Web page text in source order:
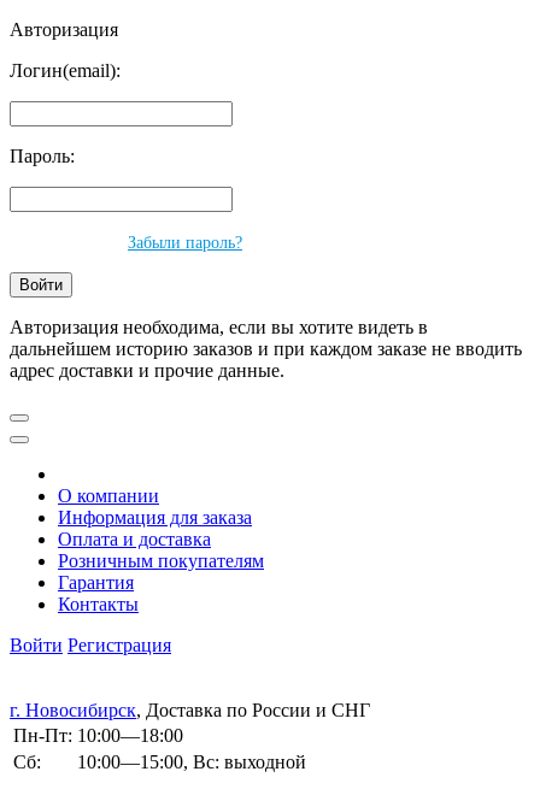
Авторизация
Логин(email):
Пароль:
Забыли пароль?
Авторизация необходима, если вы хотите видеть в
дальнейшем историю заказов и при каждом заказе не вводить
адрес доставки и прочие данные.
О компании
Информация для заказа
Оплата и доставка
Розничным покупателям
Гарантия
Контакты
Войти Регистрация
г. Новосибирск, Доставка по России и СНГ
Пн-Пт: 10:00—18:00
Сб:
10:00—15:00, Вс: выходной